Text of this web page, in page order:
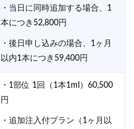
・当日に同時追加する場合、1
本につき52,800円
・後日申し込みの場合、1ヶ月
以内1本につき59,400円
・1部位 1回（1本1ml）60,500
円
・追加注入付プラン（1ヶ月以